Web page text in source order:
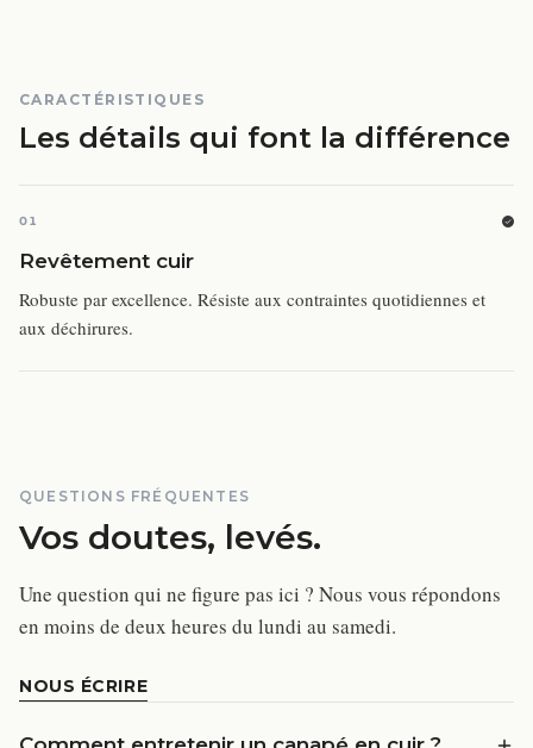
CARACTÉRISTIQUES
Les détails qui font la différence
01
Revêtement cuir
Robuste par excellence. Résiste aux contraintes quotidiennes et
aux déchirures.
QUESTIONS FRÉQUENTES
Vos doutes, levés.
Une question qui ne figure pas ici ? Nous vous répondons
en moins de deux heures du lundi au samedi.
NOUS ÉCRIRE